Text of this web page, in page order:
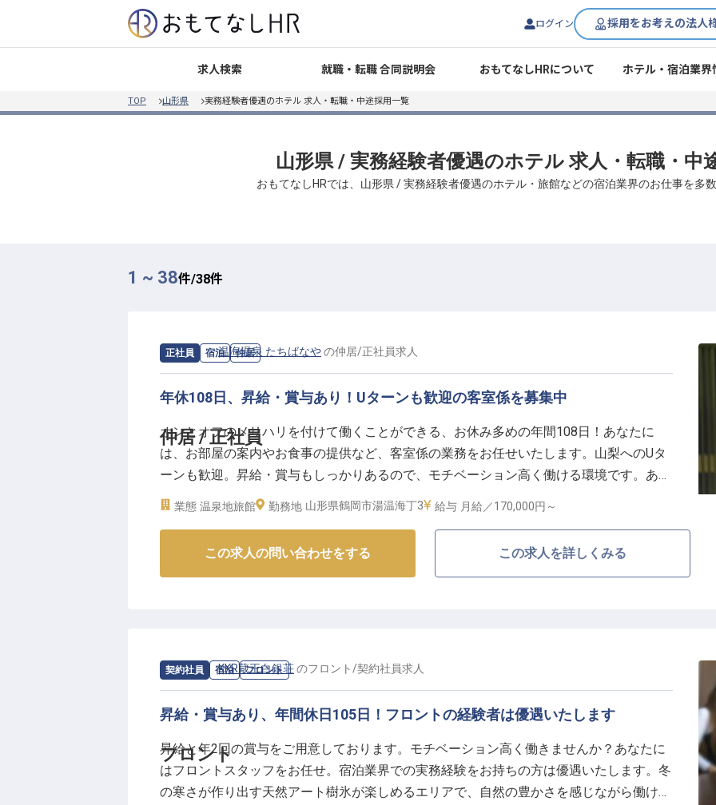
ログイン 採用をお考えの法人
求人検索 就職・転職 合同説明会 おもてなしHRについて ホテル・宿泊業界
TOP 山形県 実務経験者優遇のホテル 求人・転職・中途採用一覧
山形県 / 実務経験者優遇のホテル 求人・転職・中
おもてなしHRでは、山形県 / 実務経験者優遇のホテル・旅館などの宿泊業界のお仕事を多
1 ~ 38件/38件
正社員 宿泊 仲居
仲居 / 正社員
求人情報：温海温泉 たちばなやの仲居/正社員求人
年休108日、昇給・賞与あり！Uターンも歓迎の客室係を募集中
オンとオフのメリハリを付けて働くことができる、お休み多めの年間108日！あなたに
は、お部屋の案内やお食事の提供など、客室係の業務をお任せいたします。山梨へのUタ
ーンも歓迎。昇給・賞与もしっかりあるので、モチベーション高く働ける環境です。あつ
み温泉「たちばなや」は、開放感のある大浴場と温泉露天風呂が自慢の旅館です。海や山
業態 温泉地旅館 勤務地 山形県鶴岡市湯温海丁3 給与 月給／170,000円～
この求人の問い合わせをする この求人を詳しくみる
契約社員 宿泊 フロント
フロント
求人情報：KKR蔵王白銀荘のフロント /契約社員求人
昇給・賞与あり、年間休日105日！フロントの経験者は優遇いたします
昇給と年2回の賞与をご用意しております。モチベーション高く働きませんか？あなたに
はフロントスタッフをお任せ。宿泊業界での実務経験をお持ちの方は優遇いたします。冬
の寒さが作り出す天然アート樹氷が楽しめるエリアで、自然の豊かさを感じながら働ける